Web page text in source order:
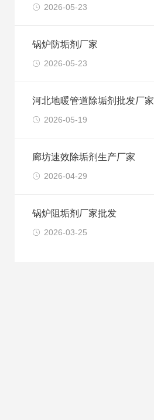
2026-05-23
锅炉防垢剂厂家
2026-05-23
河北地暖管道除垢剂批发厂家
2026-05-19
廊坊速效除垢剂生产厂家
2026-04-29
锅炉阻垢剂厂家批发
2026-03-25